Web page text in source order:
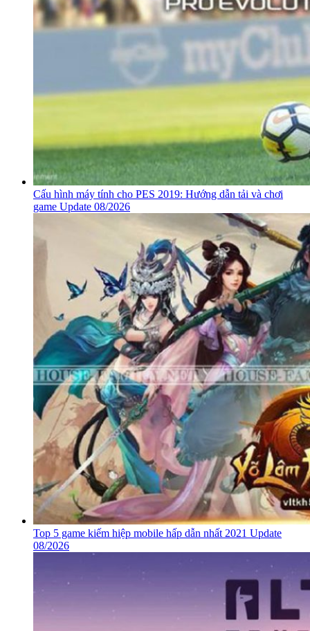
Cấu hình máy tính cho PES 2019: Hướng dẫn tải và chơi
game Update 08/2026
Top 5 game kiếm hiệp mobile hấp dẫn nhất 2021 Update
08/2026